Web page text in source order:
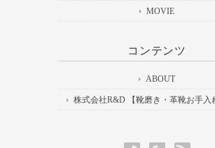
MOVIE
コンテンツ
ABOUT
株式会社R&D 【靴磨き・革靴お手入